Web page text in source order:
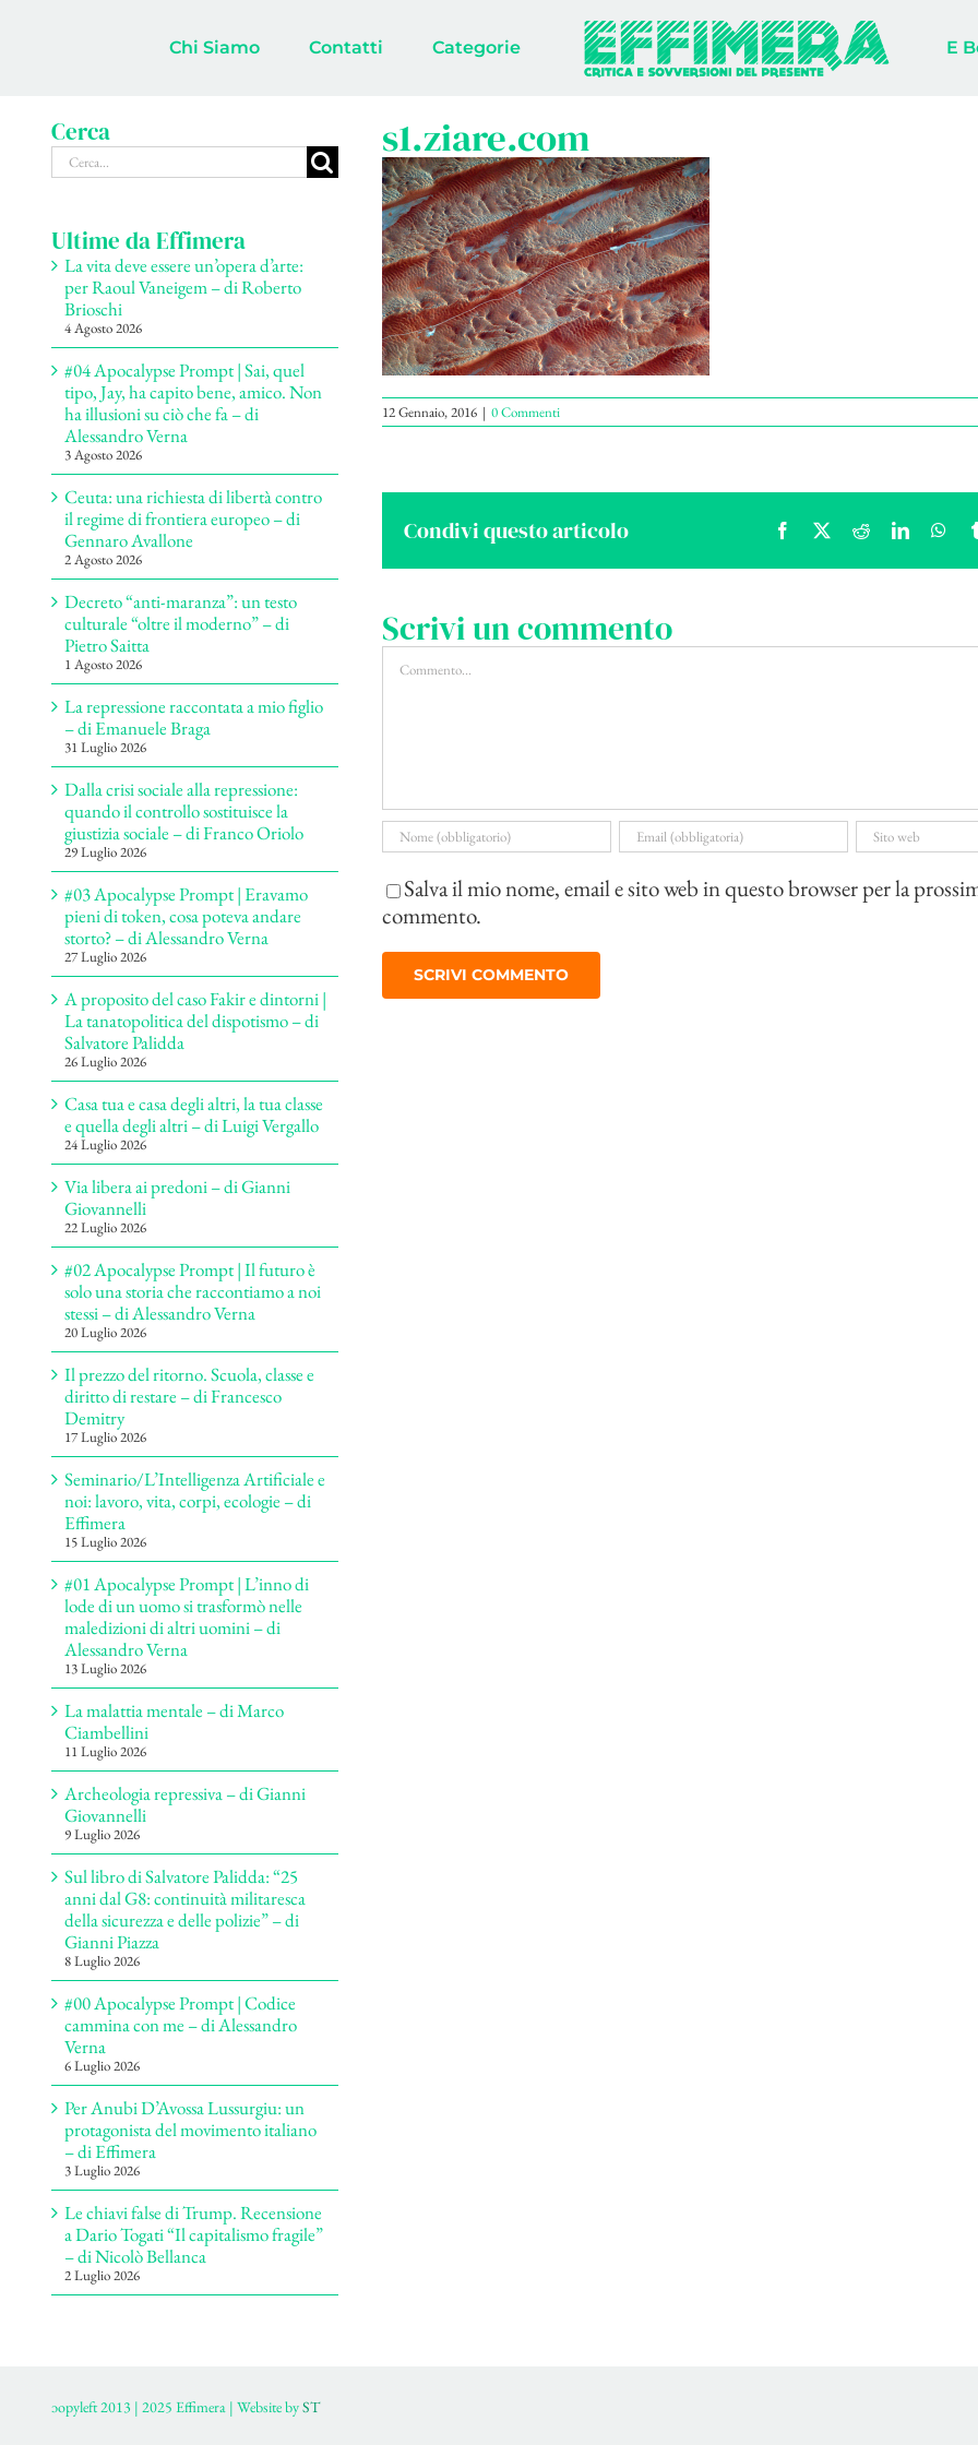
Chi Siamo Contatti Categorie E
s1.ziare.com
12 Gennaio, 2016 | 0 Commenti
Condivi questo articolo Facebook
X RedditLinkedIn
Scrivi un commento
Commento
Salva il mio nome, email e sito web in questo browser per la
commento.
Cerca
Cerca
per:
Ultime da Effimera
La vita deve essere un’opera d’arte:
per Raoul Vaneigem – di Roberto
Brioschi
4 Agosto 2026
#04 Apocalypse Prompt | Sai, quel
tipo, Jay, ha capito bene, amico. Non
ha illusioni su ciò che fa – di
Alessandro Verna
3 Agosto 2026
Ceuta: una richiesta di libertà contro
il regime di frontiera europeo – di
Gennaro Avallone
2 Agosto 2026
Decreto “anti-maranza”: un testo
culturale “oltre il moderno” – di
Pietro Saitta
1 Agosto 2026
La repressione raccontata a mio figlio
– di Emanuele Braga
31 Luglio 2026
Dalla crisi sociale alla repressione:
quando il controllo sostituisce la
giustizia sociale – di Franco Oriolo
29 Luglio 2026
#03 Apocalypse Prompt | Eravamo
pieni di token, cosa poteva andare
storto? – di Alessandro Verna
27 Luglio 2026
A proposito del caso Fakir e dintorni |
La tanatopolitica del dispotismo – di
Salvatore Palidda
26 Luglio 2026
Casa tua e casa degli altri, la tua classe
e quella degli altri – di Luigi Vergallo
24 Luglio 2026
Via libera ai predoni – di Gianni
Giovannelli
22 Luglio 2026
#02 Apocalypse Prompt | Il futuro è
solo una storia che raccontiamo a noi
stessi – di Alessandro Verna
20 Luglio 2026
Il prezzo del ritorno. Scuola, classe e
diritto di restare – di Francesco
Demitry
17 Luglio 2026
Seminario/L’Intelligenza Artificiale e
noi: lavoro, vita, corpi, ecologie – di
Effimera
15 Luglio 2026
#01 Apocalypse Prompt | L’inno di
lode di un uomo si trasformò nelle
maledizioni di altri uomini – di
Alessandro Verna
13 Luglio 2026
La malattia mentale – di Marco
Ciambellini
11 Luglio 2026
Archeologia repressiva – di Gianni
Giovannelli
9 Luglio 2026
Sul libro di Salvatore Palidda: “25
anni dal G8: continuità militaresca
della sicurezza e delle polizie” – di
Gianni Piazza
8 Luglio 2026
#00 Apocalypse Prompt | Codice
cammina con me – di Alessandro
Verna
6 Luglio 2026
Per Anubi D’Avossa Lussurgiu: un
protagonista del movimento italiano
– di Effimera
3 Luglio 2026
Le chiavi false di Trump. Recensione
a Dario Togati “Il capitalismo fragile”
– di Nicolò Bellanca
2 Luglio 2026
ɔopyleft 2013 | 2025 Effimera | Website byST